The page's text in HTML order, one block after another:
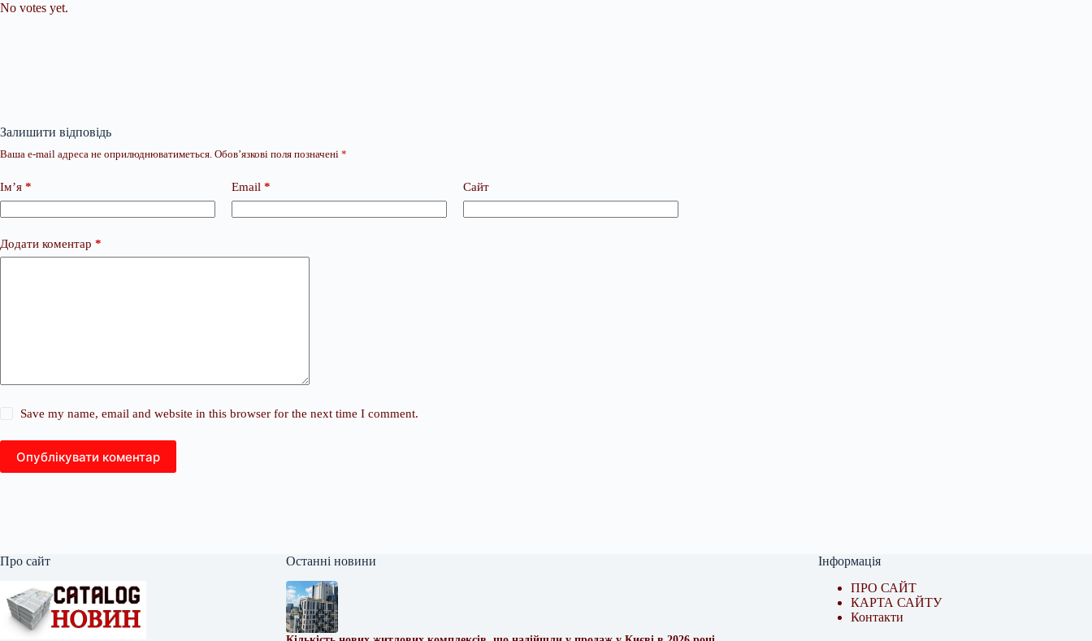
No votes yet.
Залишити відповідь
Ваша e-mail адреса не оприлюднюватиметься. Обов’язкові поля позначені *
Ім’я * Email * Сайт
Додати коментар *
Save my name, email and website in this browser for the next time I comment.
Опублікувати коментар
Про сайт Останні новини
Інформація
ПРО САЙТ
КАРТА САЙТУ
Контакти